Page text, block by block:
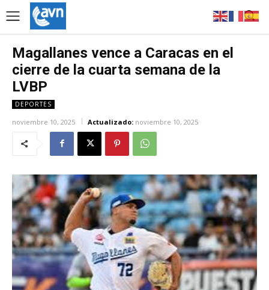
Magallanes vence a Caracas en el
cierre de la cuarta semana de la
LVBP
DEPORTES
noviembre 10, 2025 Actualizado: noviembre 10, 2025